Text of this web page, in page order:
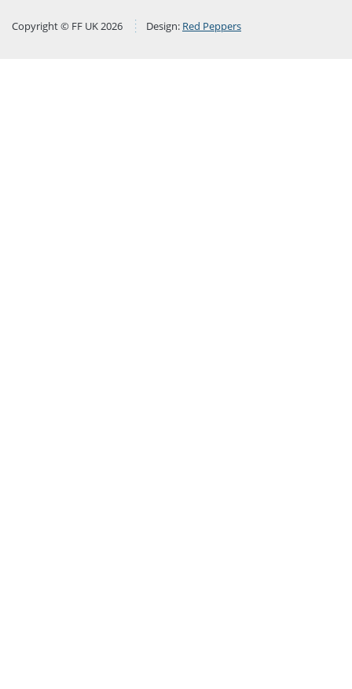
Copyright © FF UK 2026 Design: Red Peppers